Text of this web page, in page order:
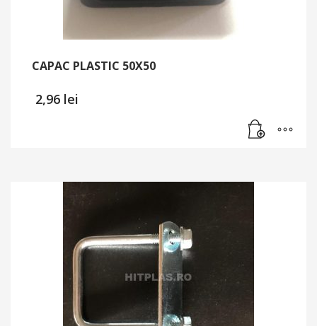
CAPAC PLASTIC 50X50
2,96 lei